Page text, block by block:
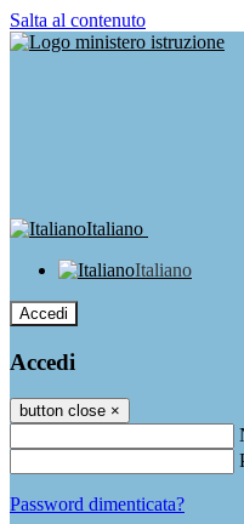
Salta al contenuto
Italiano
Italiano
Accedi
Accedi
button close ×
Password dimenticata?